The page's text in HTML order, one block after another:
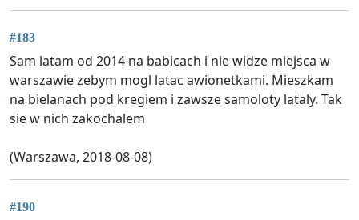
#183
Sam latam od 2014 na babicach i nie widze miejsca w
warszawie zebym mogl latac awionetkami. Mieszkam
na bielanach pod kregiem i zawsze samoloty lataly. Tak
sie w nich zakochalem
(Warszawa, 2018-08-08)
#190